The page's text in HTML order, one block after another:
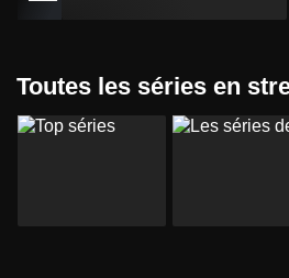
Toutes les séries en